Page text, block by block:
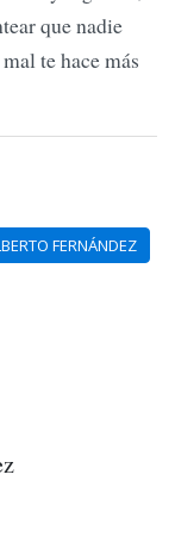
que nadie
te hace más
FERNÁNDEZ